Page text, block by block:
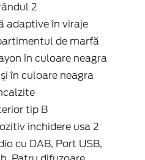
2
adaptive în viraje
de marfă
în culoare neagra
în culoare neagra
tip B
inchidere usa 2
cu DAB, Port USB,